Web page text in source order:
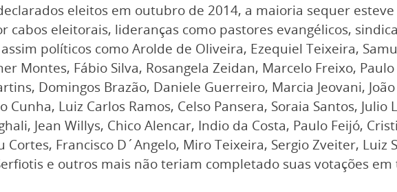
eleitos em outubro de 2014, a maioria sequer
eleitorais, lideranças como pastores evangélicos,
políticos como Arolde de Oliveira, Ezequiel Teixeira,
Montes, Fábio Silva, Rosangela Zeidan, Marcelo Freixo,
Domingos Brazão, Daniele Guerreiro, Marcia Jeovani,
Luiz Carlos Ramos, Celso Pansera, Soraia Santos, Julio
Jean Willys, Chico Alencar, Indio da Costa, Paulo Feijó,
Francisco D´Angelo, Miro Teixeira, Sergio Zveiter, Luiz
e outros mais não teriam completado suas votações